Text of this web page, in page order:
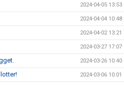
2024-04-05 13:53
2024-04-04 10:48
2024-04-02 13:21
2024-03-27 17:07
2024-03-26 10:40
2024-03-06 10:01